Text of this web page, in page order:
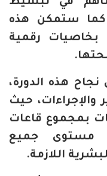
في تبسيط
كما ستمكن هذه
بخاصيات رقمية
هذه الدورة،
والإجراءات، حيث
بمجموع قاعات
24600 على مستوى جميع
اللازمة.